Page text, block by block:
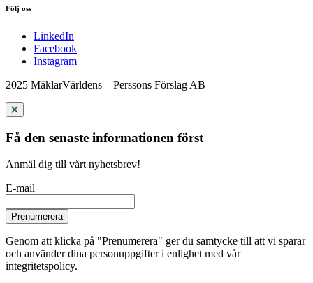
Följ oss
LinkedIn
Facebook
Instagram
2025 MäklarVärldens – Perssons Förslag AB
Få den senaste informationen först
Anmäl dig till vårt nyhetsbrev!
E-mail
Prenumerera
Genom att klicka på "Prenumerera" ger du samtycke till att vi sparar
och använder dina personuppgifter i enlighet med vår
integritetspolicy.